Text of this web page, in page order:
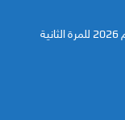
إسبانيا تتوج بطلة لكأس العالم 2026 للمرة الثانية